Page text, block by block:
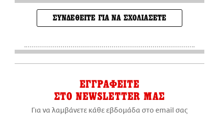
ΣΥΝΔΕΘΕΙΤΕ ΓΙΑ ΝΑ ΣΧΟΛΙΑΣΕΤΕ
ΕΓΓΡΑΦΕΙΤΕ
ΣΤΟ NEWSLETTER ΜΑΣ
Για να λαμβάνετε κάθε εβδομάδα στο email σας